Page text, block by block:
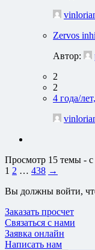
Zervos
Автор:
2
2
4 года/
Просмотр 15 темы - с
1 2 … 438 →
Вы должны войти,
Заказать просчет
Связаться с нами
Заявка онлайн
Написать нам